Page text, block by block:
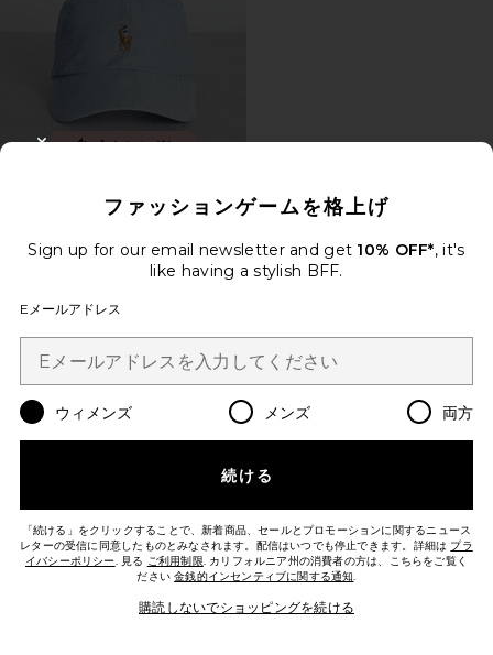
今トレンド!
SPORT キャップ
$55
ファッションゲームを格上げ
Sign up for our email newsletter and get 10% OFF*, it's
like having a stylish BFF.
Eメールアドレス
ウィメンズ メンズ 両方
続ける
「続ける」をクリックすることで、新着商品、セールとプロモーションに関するニュース
レターの受信に同意したものとみなされます。配信はいつでも停止できます。詳細は プラ
イバシーポリシー. 見る ご利用制限. カリフォルニア州の消費者の方は、こちらをご覧く
ださい金銭的インセンティブに関する通知.
購読しないでショッピングを続ける